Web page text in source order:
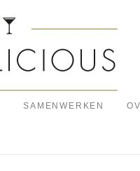
SAMENWERKEN